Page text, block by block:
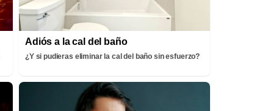
Adiós a la cal del baño
¿Y si pudieras eliminar la cal del baño sin esfuerzo?